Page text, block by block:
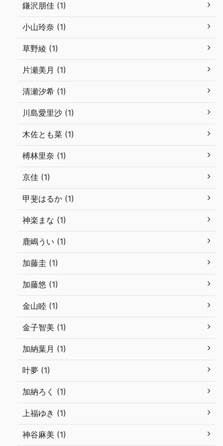
鎌沢朋佳 (1)
小山玲奈 (1)
草野綾 (1)
片瀬美月 (1)
清瀬汐希 (1)
川島愛里沙 (1)
木佐とも菜 (1)
榑林里奈 (1)
京佳 (1)
甲斐はるか (1)
神楽まな (1)
鹿嶋うい (1)
加藤圭 (1)
加藤悠 (1)
金山睦 (1)
金子智美 (1)
加納葉月 (1)
叶夢 (1)
加納ろく (1)
上福ゆき (1)
神谷麻美 (1)